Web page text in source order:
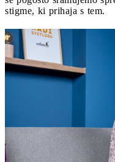
stigme, ki prihaja s tem.